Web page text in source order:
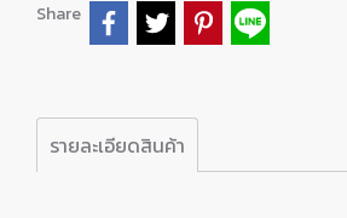
Share
รายละเอียดสินค้า